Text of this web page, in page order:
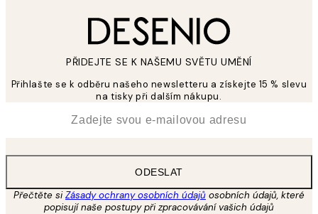
PŘIDEJTE SE K NAŠEMU SVĚTU UMĚNÍ
Přihlašte se k odběru našeho newsletteru a získejte 15 % slevu
na tisky při dalším nákupu.
ODESLAT
Přečtěte siZásady ochrany osobních údajů osobních údajů, které
popisují naše postupy při zpracovávání vašich údajů